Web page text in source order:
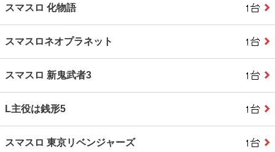
スマスロ 化物語
スマスロネオプラネット
スマスロ 新鬼武者3
L主役は銭形5
スマスロ 東京リベンジャーズ